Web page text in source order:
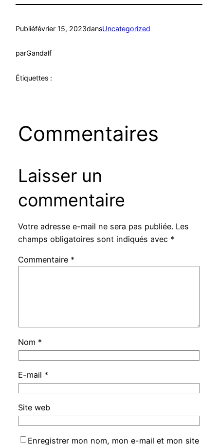
Publiéfévrier 15, 2023dansUncategorized
parGandalf
Étiquettes :
Commentaires
Laisser un
commentaire
Votre adresse e-mail ne sera pas publiée. Les
champs obligatoires sont indiqués avec *
Commentaire *
Nom *
E-mail *
Site web
Enregistrer mon nom, mon e-mail et mon site